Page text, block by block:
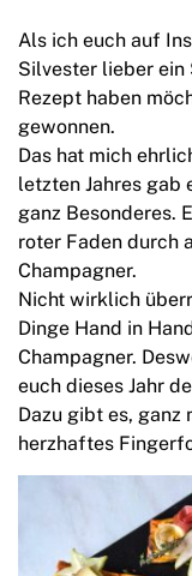
Als ich euch auf
Silvester lieber ein
Rezept haben
gewonnen.
Das hat mich
letzten Jahres gab
ganz Besonderes.
roter Faden durch
Champagner.
Nicht wirklich
Dinge Hand in
Champagner.
euch dieses Jahr
Dazu gibt es, ganz
herzhaftes